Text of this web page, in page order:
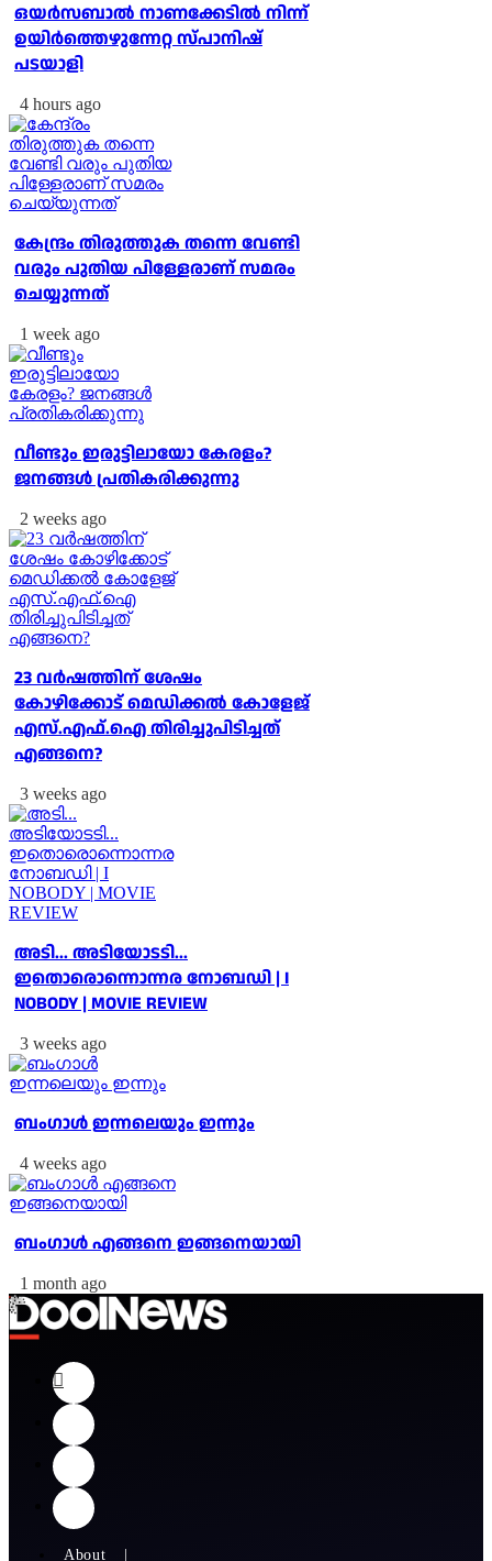
ഒയര്‍സബാൽ നാണക്കേടിൽ നിന്ന്
ഉയിർത്തെഴുന്നേറ്റ സ്പാനിഷ്
പടയാളി
4 hours ago
കേന്ദ്രം തിരുത്തുക തന്നെ വേണ്ടി
വരും പുതിയ പിള്ളേരാണ് സമരം
ചെയ്യുന്നത്
1 week ago
വീണ്ടും ഇരുട്ടിലായോ കേരളം?
ജനങ്ങൾ പ്രതികരിക്കുന്നു
2 weeks ago
23 വർഷത്തിന് ശേഷം
കോഴിക്കോട് മെഡിക്കൽ കോളേജ്
എസ്.എഫ്.ഐ തിരിച്ചുപിടിച്ചത്
എങ്ങനെ?
3 weeks ago
അടി... അടിയോടടി...
ഇതൊരൊന്നൊന്നര നോബഡി | I
NOBODY | MOVIE REVIEW
3 weeks ago
ബംഗാള്‍ ഇന്നലെയും ഇന്നും
4 weeks ago
ബം​ഗാൾ എങ്ങനെ ഇങ്ങനെയായി
1 month ago
About